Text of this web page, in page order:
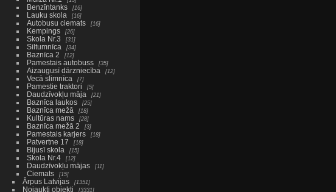
Benzīntanks 16
Lauku skola 16
Autobusu ciemats 16
Kempings 26
Skola Nr.3 31
Siltumnīca 34
Baznīca 2 12
Pamestais autobuss 35
Aizaugusī dārzniecība 12
Vecā slimnīca 7
Pamestie traktori 5
Daudzīvokļu māja 21
Baznīca laukos 25
Baznīca mežā 18
Kultūras nams 28
Baznīca mežā 2 3
Pamestais karjers 18
Patvertne 17 18
Bijusī skola 15
Skola Nr.4 12
Daudzīvokļu mājas 11
Ciemats 15
Ārpus Latvijas 1351
Nojaukti objekti 3331